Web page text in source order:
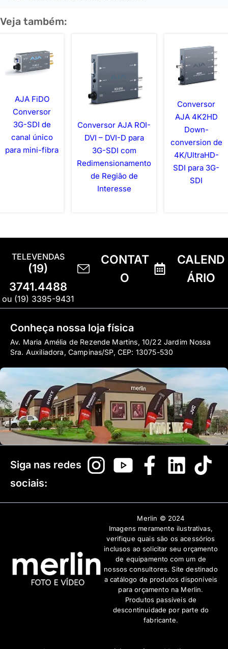
Veja também:
AJA FiDO
Conversor
3G-SDI de
canal único
para mini-fibra
Conversor AJA ROI-
DVI – DVI-D para
3G-SDI com
Redimensionamento
de Região de
Interesse
Conversor
AJA 4K2HD
Down-
conversion de
4K/UltraHD-
SDI para 3G-
SDI
TELEVENDAS
(19)
3741.4488
ou (19) 3395-9431
CONTAT
O
CALEND
ÁRIO
Conheça nossa loja física
Av. Maria Amélia de Rezende Martins, 10/22 Jardim Nossa
Sra. Auxiliadora, Campinas/SP, CEP: 13075-530
Siga nas redes
sociais:
Merlin © 2024
Imagens meramente ilustrativas,
verifique quais são os acessórios
inclusos ao solicitar seu orçamento
de equipamento com um de
nossos consultores. Site destinado
a catálogo de produtos disponíveis
para orçamento na Merlin.
Produtos passíveis de
descontinuidade por parte do
fabricante.